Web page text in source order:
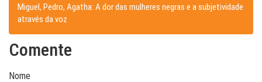
Miguel, Pedro, Agatha: A dor das mulheres negras e a subjetividade
através da voz
Comente
Nome